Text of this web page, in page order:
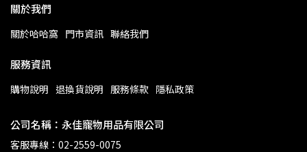
關於我們
關於哈哈窩 門市資訊 聯絡我們
服務資訊
購物說明 退換貨說明 服務條款 隱私政策
公司名稱：永佳寵物用品有限公司
客服專線：02-2559-0075